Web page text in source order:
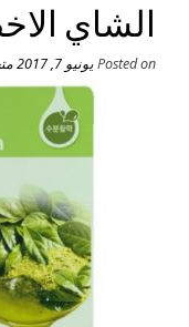
الشاي
Posted onيونيو 7, 2017